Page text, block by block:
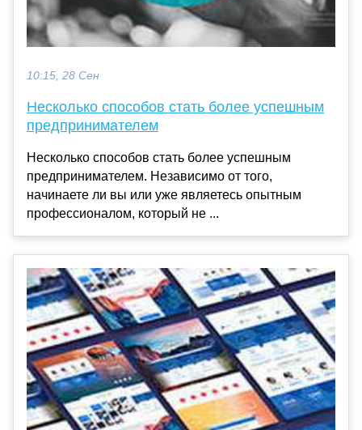
10:15, 28 Сен
Несколько способов стать более успешным
предпринимателем
Несколько способов стать более успешным
предпринимателем. Независимо от того,
начинаете ли вы или уже являетесь опытным
профессионалом, который не ...